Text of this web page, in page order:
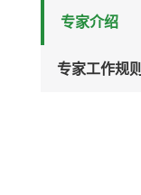
专家介绍
专家工作规则